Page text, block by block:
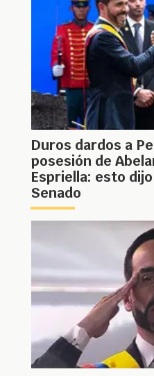
Duros dardos a
posesión de
Espriella: esto
Senado